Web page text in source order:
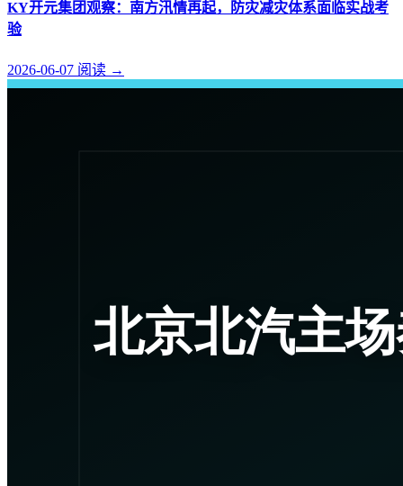
KY开元集团观察：南方汛情再起，防灾减灾体系面临实战考
验
2026-06-07 阅读 →